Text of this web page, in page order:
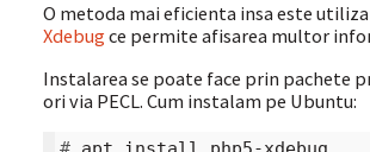
O metoda mai eficienta insa este
Xdebug ce permite afisarea multor
Instalarea se poate face prin pachete
ori via PECL. Cum instalam pe Ubuntu:
# apt install